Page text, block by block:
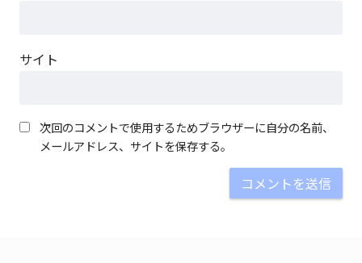
サイト
次回のコメントで使用するためブラウザーに自分の名前、
メールアドレス、サイトを保存する。